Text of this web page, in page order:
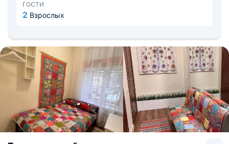
- 15,6 км, до Витебского железнодорожного вокзала -
2,1 км.
ГОСТИ
2 Взрослых